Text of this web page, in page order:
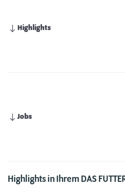
Highlights
Jobs
Highlights in Ihrem DAS